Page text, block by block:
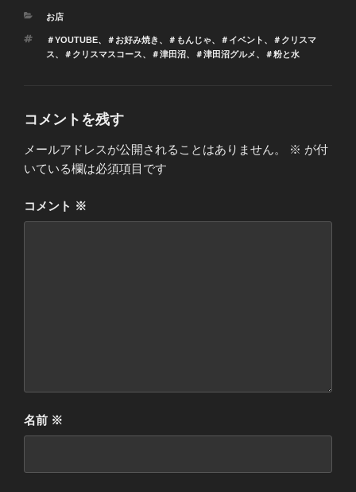
カ
ゴ
リ
お店
タ
グ
＃YOUTUBE、 ＃お好み焼き 、 ＃もんじゃ、 ＃イベント 、
＃クリスマ
ス、 ＃クリスマスコース、 ＃津田沼、 ＃津田沼グルメ、 ＃粉と水
コメントを残す
メールアドレスが公開されることはありません。 ※ が付
いている欄は必須項目です
コメント ※
名前 ※